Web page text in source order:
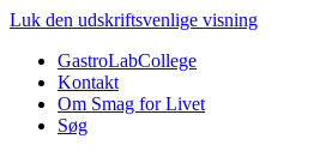
Gå til hovedindhold
Luk den udskriftsvenlige visning
GastroLabCollege
Kontakt
Om Smag for Livet
Søg